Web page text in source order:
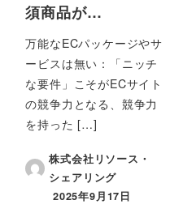
須商品が…
万能なECパッケージやサ
ービスは無い：「ニッチ
な要件」こそがECサイト
の競争力となる、競争力
を持った […]
株式会社リソース・
シェアリング
投稿日
2025年9月17日